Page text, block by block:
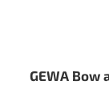
GEWA Bow